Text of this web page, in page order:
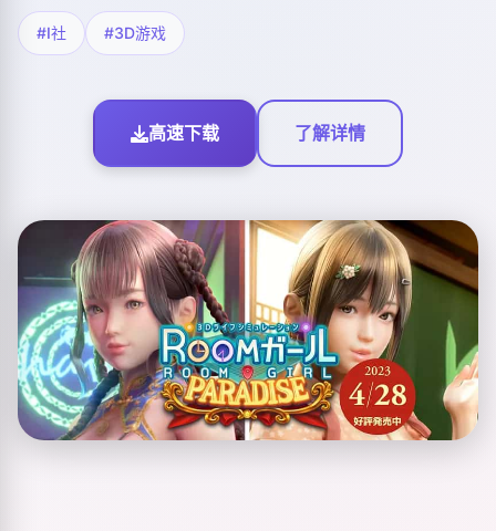
#I社 #3D游戏
高速下载 了解详情